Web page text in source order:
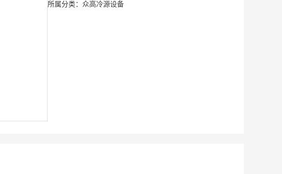
所属分类： 众高冷源设备